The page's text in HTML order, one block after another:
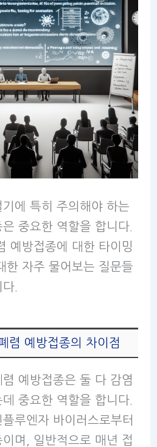
에 특히 주의해야 하는
중요한 역할을 합니다.
예방접종에 대한 타이밍
한 자주 물어보는 질문들
.
렴 예방접종의 차이점
예방접종은 둘 다 감염
중요한 역할을 합니다.
루엔자 바이러스로부터
며, 일반적으로 매년 접